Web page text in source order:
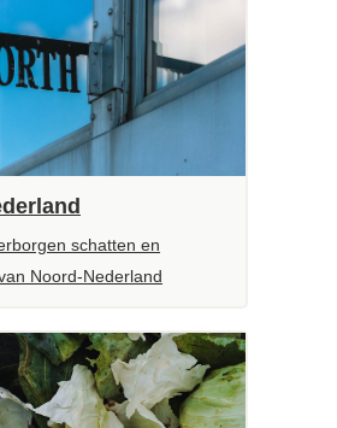
schatten en
Noord-Nederland